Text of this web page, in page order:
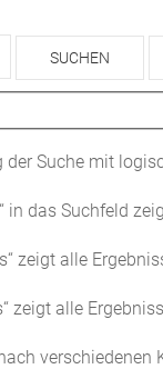
SUCHEN
Suche mit
in das Suchfeld
zeigt alle
zeigt alle
verschiedenen